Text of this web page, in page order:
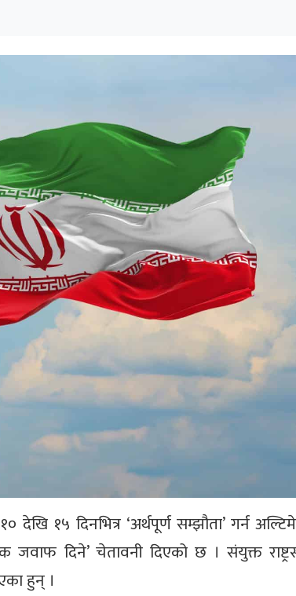
देखि १५ दिनभित्र ‘अर्थपूर्ण सम्झौता’ गर्न
दिने’ चेतावनी दिएको छ । संयुक्त
हुन् ।